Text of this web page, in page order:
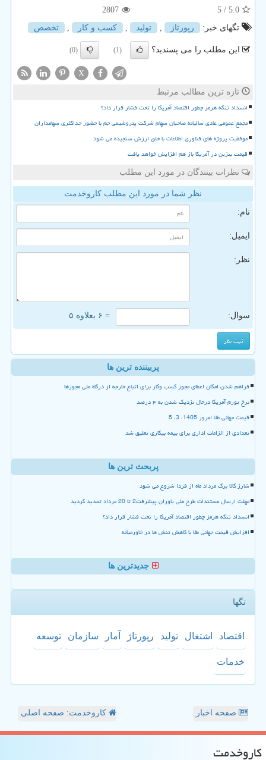
5.0
/ 5
2807
تگهای خبر:
رپورتاژ , تولید , كسب و كار , تخصص
این مطلب را می پسندید؟ (1)
(0)
X
تازه ترین مطالب مرتبط
انسداد تنگه هرمز چطور اقتصاد آمریکا را تحت فشار قرار داد؟
مجمع عمومی عادی سالیانه صاحبان سهام شرکت پتروشیمی جم با حضور حداکثری سهامداران
موفقیت پروژه های فناوری اطلاعات با خلق ارزش سنجیده می شود
قیمت بنزین در آمریکا باز هم افزایش خواهد یافت
نظرات بینندگان در مورد این مطلب
نظر شما در مورد این مطلب کاروخدمت
نام:
ایمیل:
نظر:
سوال: = ۶ بعلاوه ۵
پربیننده ترین ها
فراهم شدن امکان اعطای مجوز کسب وکار برای اتباع خارجه از درگاه ملی مجوزها
نرخ تورم آمریکا درحال نزدیک شدن به ۴ درصد
قیمت جهانی طلا امروز 1405، 3، 5
تعدادی از الزامات اداری برای بیمه بیکاری تعلیق شد
پربحث ترین ها
شارژ کالا برگ مرداد ماه از فردا شروع می شود
مهلت ارسال مستندات طرح ملی یاوران پیشرفت2 تا 20 مرداد تمدید گردید
انسداد تنگه هرمز چطور اقتصاد آمریکا را تحت فشار قرار داد؟
افزایش قیمت جهانی طلا با کاهش تنش ها در خاورمیانه
جدیدترین ها
تگها
اقتصاد اشتغال تولید رپورتاژ آمار سازمان توسعه
خدمات
صفحه اخبار کاروخدمت: صفحه اصلی
كاروخدمت